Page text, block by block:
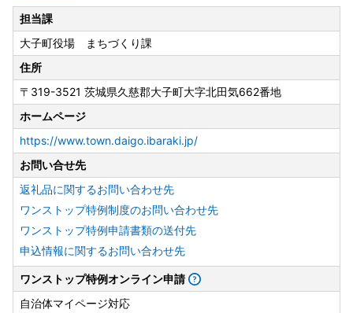
担当課
大子町役場 まちづくり課
住所
〒319-3521 茨城県久慈郡大子町大字北田気662番地
ホームページ
https://www.town.daigo.ibaraki.jp/
お問い合せ先
返礼品に関するお問い合わせ先
ワンストップ特例制度のお問い合わせ先
ワンストップ特例申請書類の送付先
申込情報に関するお問い合わせ先
ワンストップ特例オンライン申請
自治体マイページ対応